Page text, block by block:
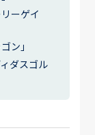
ーゲイ
ン」
ダスゴル